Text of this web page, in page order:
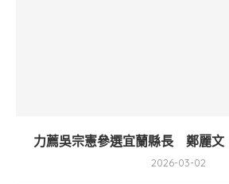
力薦吳宗憲參選宜蘭縣長 鄭麗文
2026-03-02